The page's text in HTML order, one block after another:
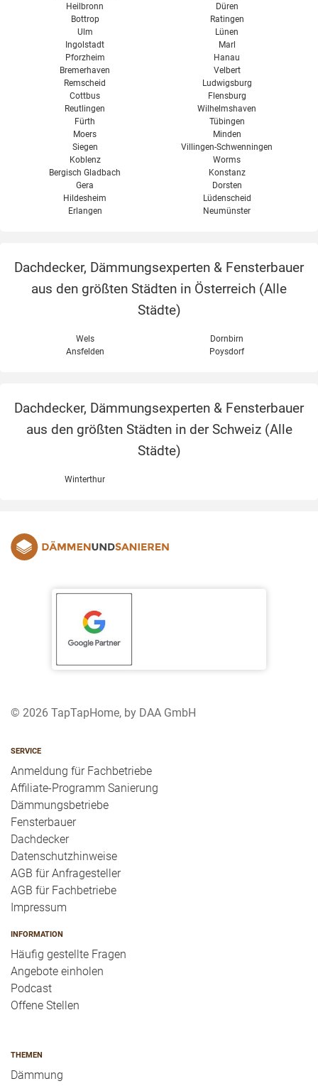
Heilbronn
Bottrop
Ulm
Ingolstadt
Pforzheim
Bremerhaven
Remscheid
Cottbus
Reutlingen
Fürth
Moers
Siegen
Koblenz
Bergisch Gladbach
Gera
Hildesheim
Erlangen
Düren
Ratingen
Lünen
Marl
Hanau
Velbert
Ludwigsburg
Flensburg
Wilhelmshaven
Tübingen
Minden
Villingen-Schwenningen
Worms
Konstanz
Dorsten
Lüdenscheid
Neumünster
Dachdecker, Dämmungsexperten & Fensterbauer
aus den größten Städten in Österreich (Alle
Städte)
Wels
Dornbirn
Ansfelden
Poysdorf
Dachdecker, Dämmungsexperten & Fensterbauer
aus den größten Städten in der Schweiz (Alle
Städte)
Winterthur
© 2026 TapTapHome, by DAA GmbH
SERVICE
Anmeldung für Fachbetriebe
Affiliate-Programm Sanierung
Dämmungsbetriebe
Fensterbauer
Dachdecker
Datenschutzhinweise
AGB für Anfragesteller
AGB für Fachbetriebe
Impressum
INFORMATION
Häufig gestellte Fragen
Angebote einholen
Podcast
Offene Stellen
THEMEN
Dämmung